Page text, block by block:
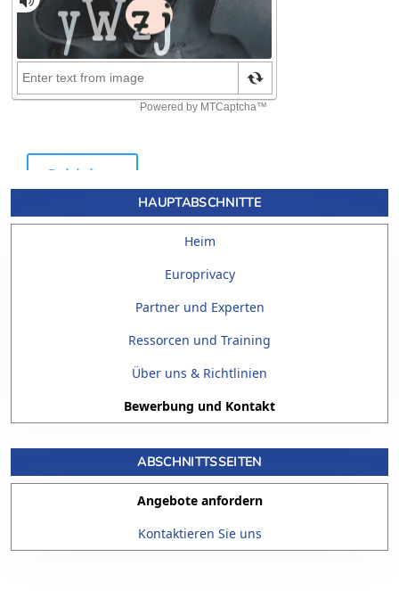
HAUPTABSCHNITTE
Heim
Europrivacy
Partner und Experten
Ressorcen und Training
Über uns & Richtlinien
Bewerbung und Kontakt
ABSCHNITTSSEITEN
Angebote anfordern
Kontaktieren Sie uns